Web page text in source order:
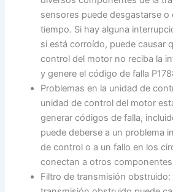
sensores puede desgastarse o
tiempo. Si hay alguna
si está corroído, puede causar
control del motor no reciba la
y genere el código de falla
Problemas en la unidad de
unidad de control del motor
generar códigos de falla,
puede deberse a un problema
de control o a un fallo en los
conectan a otros
Filtro de transmisión